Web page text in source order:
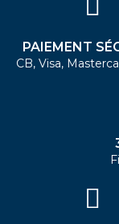
PAIEMENT
CB, Visa,